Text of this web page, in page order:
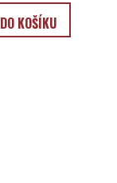
DO KOŠÍKU